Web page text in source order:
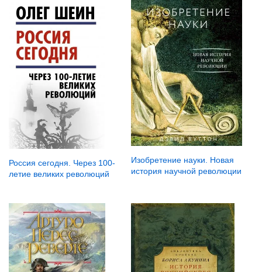
Россия сегодня. Через 100-
летие великих революций
Изобретение науки. Новая
история научной революции